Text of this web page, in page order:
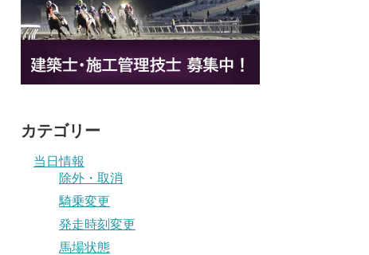
カテゴリー
当日情報
除外・取消
騎乗変更
発走時刻変更
馬場状態